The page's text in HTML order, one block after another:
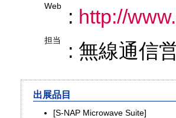
Web : http://
担当 : 無線通信
出展品目
[S-NAP Microwave Suite]